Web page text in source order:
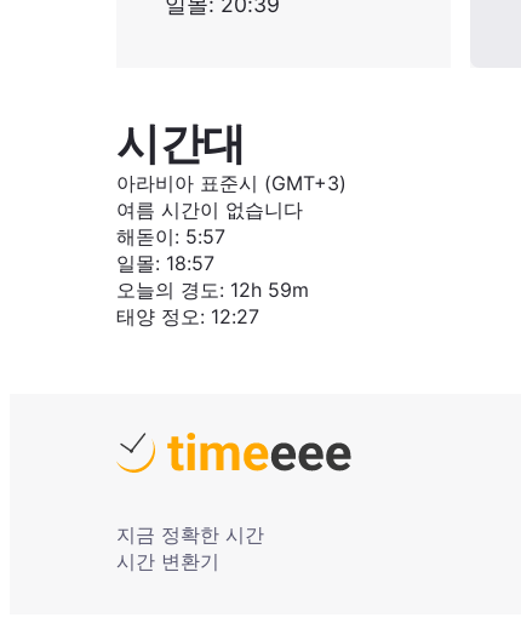
시간대
아라비아 표준시 (GMT+3)
여름 시간이 없습니다
해돋이: 5:57
일몰: 18:57
오늘의 경도: 12h 59m
태양 정오: 12:27
지금 정확한 시간
시간 변환기